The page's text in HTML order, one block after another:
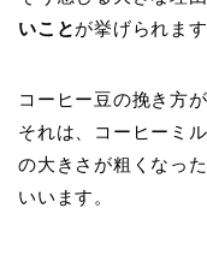
いことが挙げられます
コーヒー豆の挽き方
それは、コーヒーミ
の大きさが粗くなっ
いいます。